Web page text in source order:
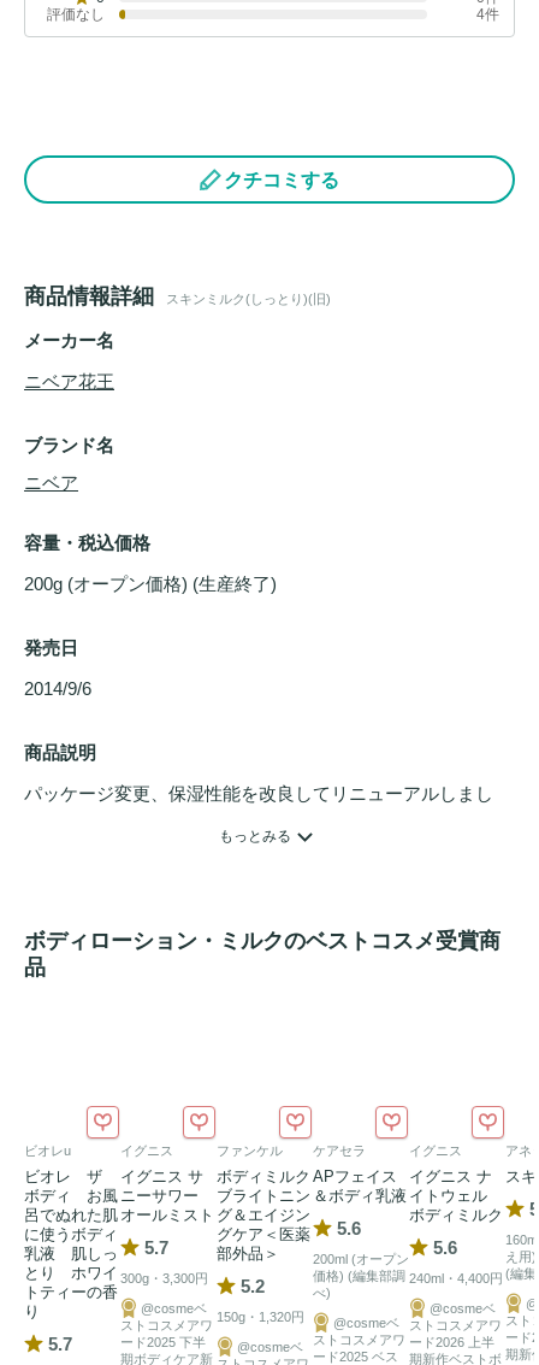
評価なし
4件
クチコミする
商品情報詳細 スキンミルク(しっとり)(旧)
メーカー名
ニベア花王
ブランド名
ニベア
容量・税込価格
200g (オープン価格) (生産終了)
発売日
2014/9/6
商品説明
パッケージ変更、保湿性能を改良してリニューアルしまし
もっとみる
ボディローション・ミルクのベストコスメ受賞商
品
ビオレu
ビオレ ザ
ボディ お風
呂でぬれた肌
に使うボディ
乳液 肌しっ
とり ホワイ
トティーの香
り
5.7
イグニス
イグニス サ
ニーサワー
オールミスト
5.7
300g・3,300円
@cosmeベ
ストコスメアワ
ード2025 下半
期ボディケア新
ファンケル
ボディミルク
ブライトニン
グ＆エイジン
グケア＜医薬
部外品＞
5.2
150g・1,320円
@cosmeベ
ケアセラ
APフェイス
＆ボディ乳液
5.6
200ml (オープン
価格) (編集部調
べ)
@cosmeベ
ストコスメアワ
ード2025 ベス
イグニス
イグニス ナ
イトウェル
ボディミルク
5.6
240ml・4,400円
@cosmeベ
ストコスメアワ
ード2026 上半
期新作ベストボ
アネ
ス
え用
(編集
スト
ード
期新